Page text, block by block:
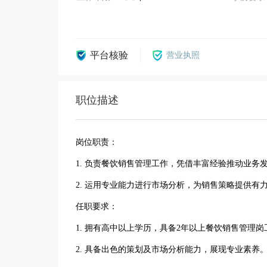
平台核验 营业执照
职位描述
岗位职责：
1. 负责餐饮销售管理工作，凭借丰富经验推动业务发
2. 运用专业能力进行市场分析，为销售策略提供有力
任职要求：
1. 拥有高中以上学历，具备2年以上餐饮销售管理岗
2. 具备出色的策划及市场分析能力，展现专业素养。